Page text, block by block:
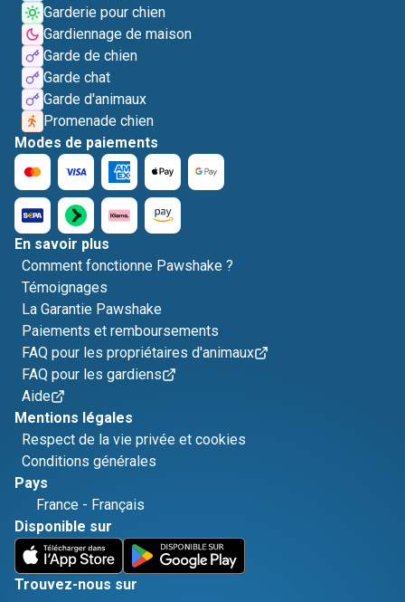
Garderie pour chien
Gardiennage de maison
Garde de chien
Garde chat
Garde d'animaux
Promenade chien
Modes de paiements
En savoir plus
Comment fonctionne Pawshake ?
Témoignages
La Garantie Pawshake
Paiements et remboursements
FAQ pour les propriétaires d'animaux
FAQ pour les gardiens
Aide
Mentions légales
Respect de la vie privée et cookies
Conditions générales
Pays
France - Français
Disponible sur
Trouvez-nous sur